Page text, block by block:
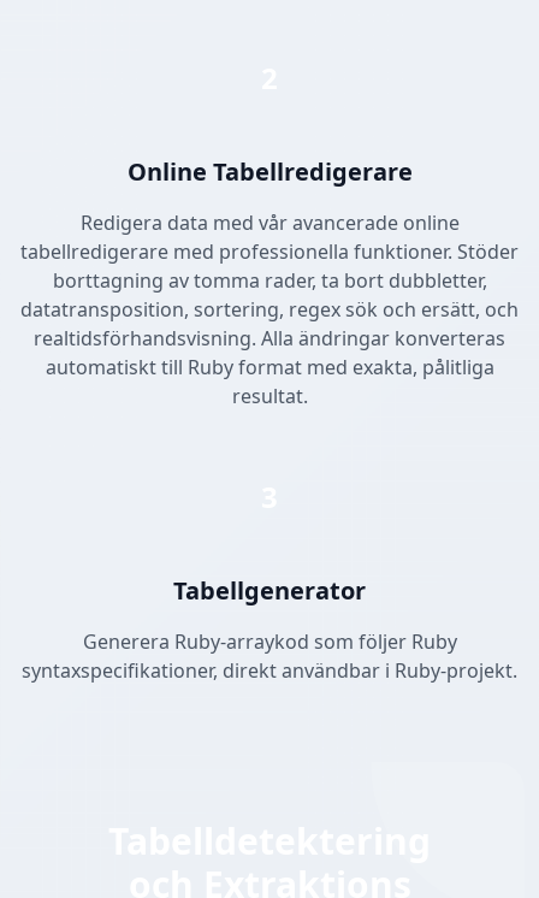
Online Tabellredigerare
Redigera data med vår avancerade online
tabellredigerare med professionella funktioner. Stöder
borttagning av tomma rader, ta bort dubbletter,
datatransposition, sortering, regex sök och ersätt, och
realtidsförhandsvisning. Alla ändringar konverteras
automatiskt till Ruby format med exakta, pålitliga
resultat.
Tabellgenerator
Generera Ruby-arraykod som följer Ruby
syntaxspecifikationer, direkt användbar i Ruby-projekt.